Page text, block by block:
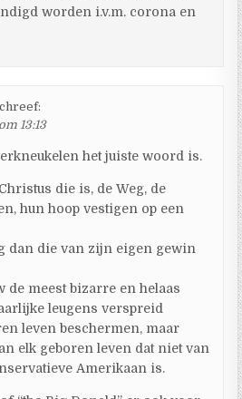
worden i.v.m. corona en
13:13
het juiste woord is.
die is, de Weg, de
hun hoop vestigen op een
dan die van zijn eigen gewin
de meest bizarre en helaas
leugens verspreid
leven beschermen, maar
elk geboren leven dat niet van
Amerikaan is.